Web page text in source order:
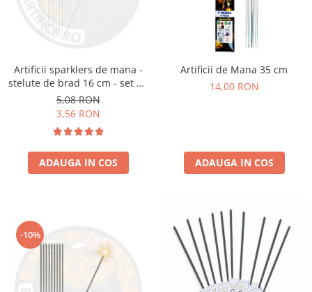
Artificii sparklers de mana -
stelute de brad 16 cm - set 10
buc
5,08 RON
3,56 RON
ADAUGA IN COS
Artificii de Mana 35 cm
14,00 RON
ADAUGA IN COS
-10%